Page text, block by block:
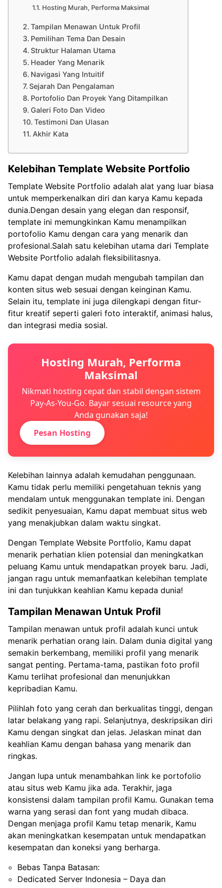
Hosting Murah, Performa Maksimal
Tampilan Menawan Untuk Profil
Pemilihan Tema Dan Desain
Struktur Halaman Utama
Header Yang Menarik
Navigasi Yang Intuitif
Sejarah Dan Pengalaman
Portofolio Dan Proyek Yang Ditampilkan
Galeri Foto Dan Video
Testimoni Dan Ulasan
Akhir Kata
Kelebihan Template Website Portfolio
Template Website Portfolio adalah alat yang luar biasa
untuk memperkenalkan diri dan karya Kamu kepada
dunia.Dengan desain yang elegan dan responsif,
template ini memungkinkan Kamu menampilkan
portofolio Kamu dengan cara yang menarik dan
profesional.Salah satu kelebihan utama dari Template
Website Portfolio adalah fleksibilitasnya.
Kamu dapat dengan mudah mengubah tampilan dan
konten situs web sesuai dengan keinginan Kamu.
Selain itu, template ini juga dilengkapi dengan fitur-
fitur kreatif seperti galeri foto interaktif, animasi halus,
dan integrasi media sosial.
Hosting Murah, Performa
Maksimal
Nikmati hosting cepat dan stabil dengan sistem
Pay-As-You-Go. Bayar sesuai resource yang
Anda gunakan saja!
Pesan Hosting
Kelebihan lainnya adalah kemudahan penggunaan.
Kamu tidak perlu memiliki pengetahuan teknis yang
mendalam untuk menggunakan template ini. Dengan
sedikit penyesuaian, Kamu dapat membuat situs web
yang menakjubkan dalam waktu singkat.
Dengan Template Website Portfolio, Kamu dapat
menarik perhatian klien potensial dan meningkatkan
peluang Kamu untuk mendapatkan proyek baru. Jadi,
jangan ragu untuk memanfaatkan kelebihan template
ini dan tunjukkan keahlian Kamu kepada dunia!
Tampilan Menawan Untuk Profil
Tampilan menawan untuk profil adalah kunci untuk
menarik perhatian orang lain. Dalam dunia digital yang
semakin berkembang, memiliki profil yang menarik
sangat penting. Pertama-tama, pastikan foto profil
Kamu terlihat profesional dan menunjukkan
kepribadian Kamu.
Pilihlah foto yang cerah dan berkualitas tinggi, dengan
latar belakang yang rapi. Selanjutnya, deskripsikan diri
Kamu dengan singkat dan jelas. Jelaskan minat dan
keahlian Kamu dengan bahasa yang menarik dan
ringkas.
Jangan lupa untuk menambahkan link ke portofolio
atau situs web Kamu jika ada. Terakhir, jaga
konsistensi dalam tampilan profil Kamu. Gunakan tema
warna yang serasi dan font yang mudah dibaca.
Dengan menjaga profil Kamu tetap menarik, Kamu
akan meningkatkan kesempatan untuk mendapatkan
kesempatan dan koneksi yang berharga.
Bebas Tanpa Batasan:
Dedicated Server Indonesia – Daya dan